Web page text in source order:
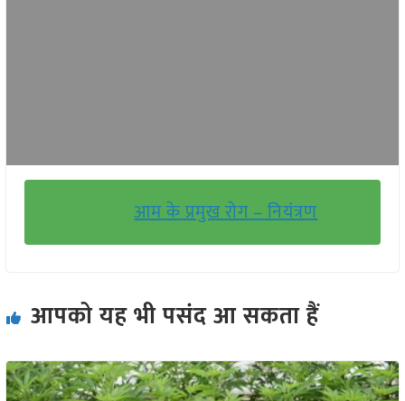
आम के प्रमुख रोग – नियंत्रण
आपको यह भी पसंद आ सकता हैं